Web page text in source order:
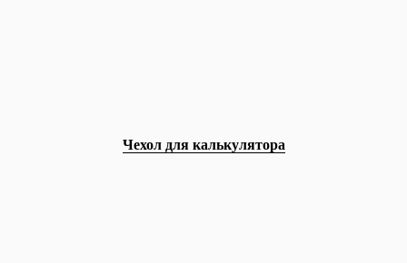
Чехол для калькулятора